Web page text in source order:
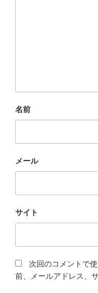
名前
メール
サイト
次回のコメントで
前、メールアドレス、